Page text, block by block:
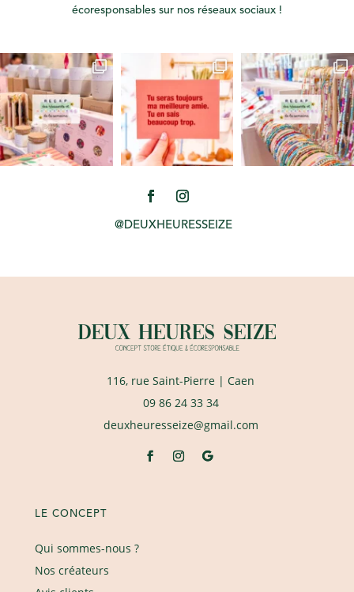
écoresponsables sur nos réseaux sociaux !
@DEUXHEURESSEIZE
116, rue Saint-Pierre | Caen
09 86 24 33 34
deuxheuresseize@gmail.com
LE CONCEPT
Qui sommes-nous ?
Nos créateurs